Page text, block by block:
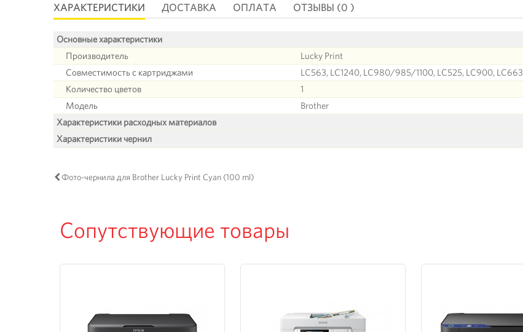
ХАРАКТЕРИСТИКИ ДОСТАВКА ОПЛАТА ОТЗЫВЫ (0 )
Основные характеристики
Производитель
Lucky Print
Совместимость с картриджами
LC563, LC1240, LC980/985/1100, LC525, LC900, LC663
Количество цветов
1
Модель
Brother
Характеристики расходных материалов
Характеристики чернил
Фото-чернила для Brother Lucky Print Cyan (100 ml)
Сопутствующие товары